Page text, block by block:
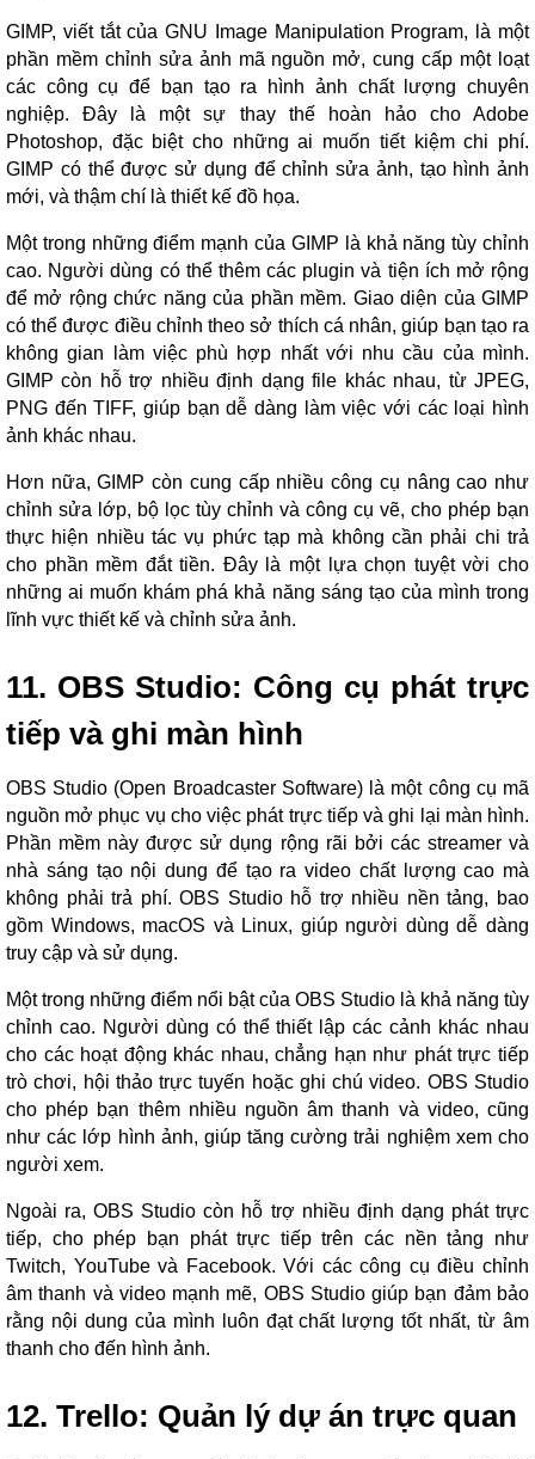
GIMP, viết tắt của GNU Image Manipulation Program, là một
phần mềm chỉnh sửa ảnh mã nguồn mở, cung cấp một loạt
các công cụ để bạn tạo ra hình ảnh chất lượng chuyên
nghiệp. Đây là một sự thay thế hoàn hảo cho Adobe
Photoshop, đặc biệt cho những ai muốn tiết kiệm chi phí.
GIMP có thể được sử dụng để chỉnh sửa ảnh, tạo hình ảnh
mới, và thậm chí là thiết kế đồ họa.
Một trong những điểm mạnh của GIMP là khả năng tùy chỉnh
cao. Người dùng có thể thêm các plugin và tiện ích mở rộng
để mở rộng chức năng của phần mềm. Giao diện của GIMP
có thể được điều chỉnh theo sở thích cá nhân, giúp bạn tạo ra
không gian làm việc phù hợp nhất với nhu cầu của mình.
GIMP còn hỗ trợ nhiều định dạng file khác nhau, từ JPEG,
PNG đến TIFF, giúp bạn dễ dàng làm việc với các loại hình
ảnh khác nhau.
Hơn nữa, GIMP còn cung cấp nhiều công cụ nâng cao như
chỉnh sửa lớp, bộ lọc tùy chỉnh và công cụ vẽ, cho phép bạn
thực hiện nhiều tác vụ phức tạp mà không cần phải chi trả
cho phần mềm đắt tiền. Đây là một lựa chọn tuyệt vời cho
những ai muốn khám phá khả năng sáng tạo của mình trong
lĩnh vực thiết kế và chỉnh sửa ảnh.
11. OBS Studio: Công cụ phát trực
tiếp và ghi màn hình
OBS Studio (Open Broadcaster Software) là một công cụ mã
nguồn mở phục vụ cho việc phát trực tiếp và ghi lại màn hình.
Phần mềm này được sử dụng rộng rãi bởi các streamer và
nhà sáng tạo nội dung để tạo ra video chất lượng cao mà
không phải trả phí. OBS Studio hỗ trợ nhiều nền tảng, bao
gồm Windows, macOS và Linux, giúp người dùng dễ dàng
truy cập và sử dụng.
Một trong những điểm nổi bật của OBS Studio là khả năng tùy
chỉnh cao. Người dùng có thể thiết lập các cảnh khác nhau
cho các hoạt động khác nhau, chẳng hạn như phát trực tiếp
trò chơi, hội thảo trực tuyến hoặc ghi chú video. OBS Studio
cho phép bạn thêm nhiều nguồn âm thanh và video, cũng
như các lớp hình ảnh, giúp tăng cường trải nghiệm xem cho
người xem.
Ngoài ra, OBS Studio còn hỗ trợ nhiều định dạng phát trực
tiếp, cho phép bạn phát trực tiếp trên các nền tảng như
Twitch, YouTube và Facebook. Với các công cụ điều chỉnh
âm thanh và video mạnh mẽ, OBS Studio giúp bạn đảm bảo
rằng nội dung của mình luôn đạt chất lượng tốt nhất, từ âm
thanh cho đến hình ảnh.
12. Trello: Quản lý dự án trực quan